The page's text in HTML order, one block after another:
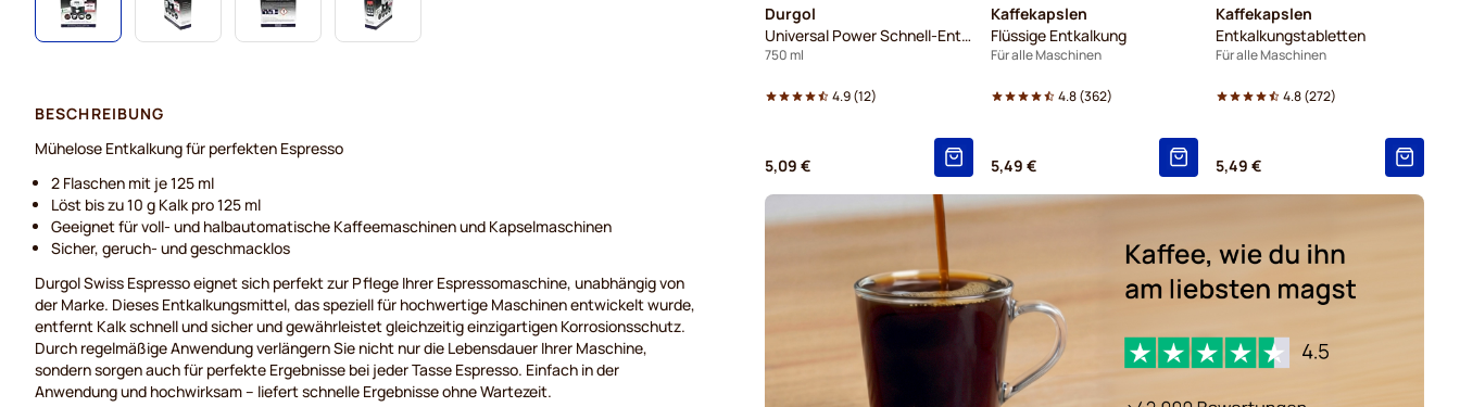
Durgol
Universal Power Schnell-Entkalker
750 ml
4.9(12)
5,09 €
Kaffekapslen
Flüssige Entkalkung
Für alle Maschinen
4.8(362)
5,49 €
Kaffekapslen
Entkalkungstabletten
Für alle Maschinen
4.8(272)
5,49 €
BESCHREIBUNG
Mühelose Entkalkung für perfekten Espresso
2 Flaschen mit je 125 ml
Löst bis zu 10 g Kalk pro 125 ml
Geeignet für voll- und halbautomatische Kaffeemaschinen und Kapselmaschinen
Sicher, geruch- und geschmacklos
Durgol Swiss Espresso eignet sich perfekt zur Pflege Ihrer Espressomaschine, unabhängig von
der Marke. Dieses Entkalkungsmittel, das speziell für hochwertige Maschinen entwickelt wurde,
entfernt Kalk schnell und sicher und gewährleistet gleichzeitig einzigartigen Korrosionsschutz.
Durch regelmäßige Anwendung verlängern Sie nicht nur die Lebensdauer Ihrer Maschine,
sondern sorgen auch für perfekte Ergebnisse bei jeder Tasse Espresso. Einfach in der
Anwendung und hochwirksam – liefert schnelle Ergebnisse ohne Wartezeit.